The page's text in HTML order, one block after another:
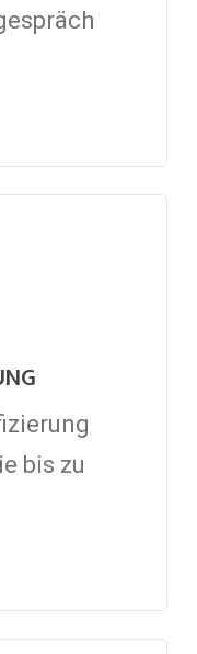
bis zu